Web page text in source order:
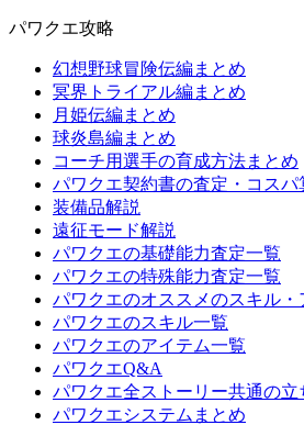
パワクエ攻略
幻想野球冒険伝編まとめ
冥界トライアル編まとめ
月姫伝編まとめ
球炎島編まとめ
コーチ用選手の育成方法まとめ
パワクエ契約書の査定・コスパ
装備品解説
遠征モード解説
パワクエの基礎能力査定一覧
パワクエの特殊能力査定一覧
パワクエのオススメのスキル・
パワクエのスキル一覧
パワクエのアイテム一覧
パワクエQ&A
パワクエ全ストーリー共通の立
パワクエシステムまとめ